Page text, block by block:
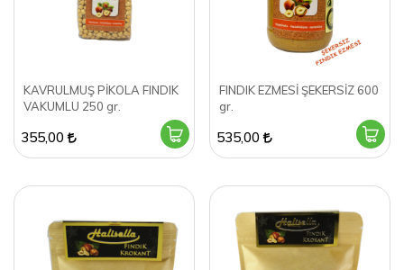
KAVRULMUŞ PİKOLA FINDIK
VAKUMLU 250 gr.
355,00
FINDIK EZMESİ ŞEKERSİZ 600
gr.
535,00